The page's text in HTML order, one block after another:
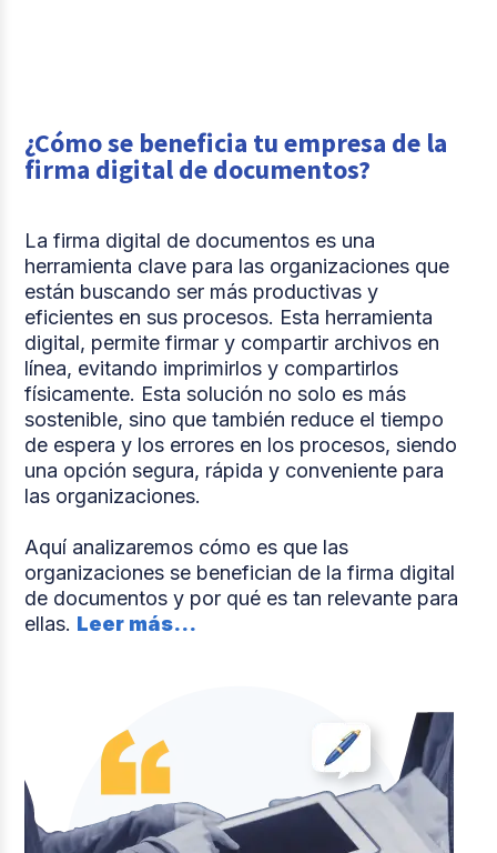
¿Cómo se beneficia tu empresa de la
firma digital de documentos?
La firma digital de documentos es una
herramienta clave para las organizaciones que
están buscando ser más productivas y
eficientes en sus procesos. Esta herramienta
digital, permite firmar y compartir archivos en
línea, evitando imprimirlos y compartirlos
físicamente. Esta solución no solo es más
sostenible, sino que también reduce el tiempo
de espera y los errores en los procesos, siendo
una opción segura, rápida y conveniente para
las organizaciones.
Aquí analizaremos cómo es que las
organizaciones se benefician de la firma digital
de documentos y por qué es tan relevante para
ellas. Leer más...